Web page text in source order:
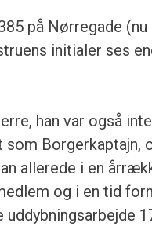
på Nørregade (nu
initialer ses
han var også
Borgerkaptajn,
allerede i en
og i en tid